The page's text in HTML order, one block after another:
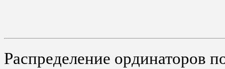
Распределение ординаторов